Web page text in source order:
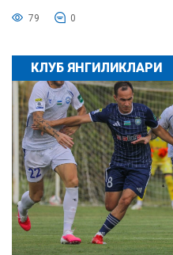
79 0
КЛУБ ЯНГИЛИКЛАРИ